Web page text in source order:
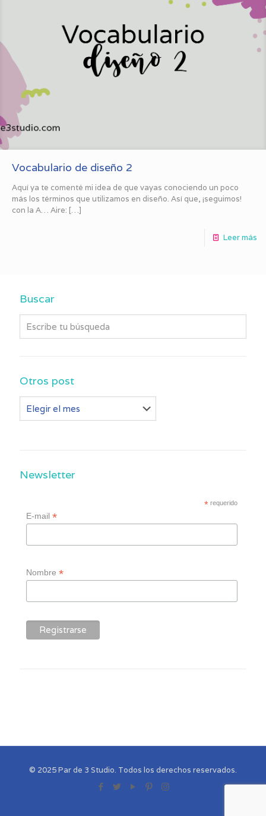
Vocabulario de diseño 2
Aquí ya te comenté mi idea de que vayas conociendo un poco
más los términos que utilizamos en diseño. Así que, ¡seguimos!
con la A… Aire: […]
Leer más
Buscar
Otros post
post
Newsletter
* requerido
E-mail*
Nombre*
© 2025 Par de 3 Studio. Todos los derechos reservados.